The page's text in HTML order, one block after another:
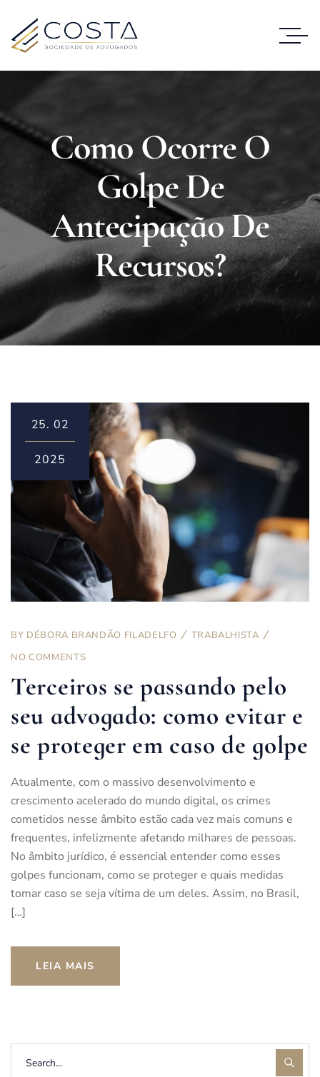
Como Ocorre O
Golpe De
Antecipação De
Recursos?
25. 02
2025
BY DÉBORA BRANDÃO FILADELFO
TRABALHISTA
NO COMMENTS
Terceiros se passando pelo
seu advogado: como evitar e
se proteger em caso de golpe
Atualmente, com o massivo desenvolvimento e
crescimento acelerado do mundo digital, os crimes
cometidos nesse âmbito estão cada vez mais comuns e
frequentes, infelizmente afetando milhares de pessoas.
No âmbito jurídico, é essencial entender como esses
golpes funcionam, como se proteger e quais medidas
tomar caso se seja vítima de um deles. Assim, no Brasil,
[…]
LEIA MAIS